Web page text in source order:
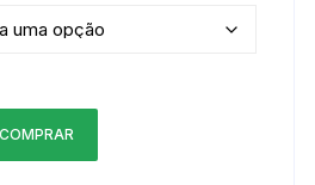
COMPRAR